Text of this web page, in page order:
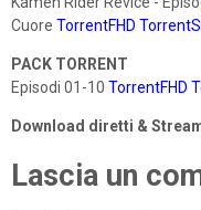
Cuore TorrentFHD
PACK TORRENT
Episodi 01-10 TorrentFHD
Download diretti &
Lascia un